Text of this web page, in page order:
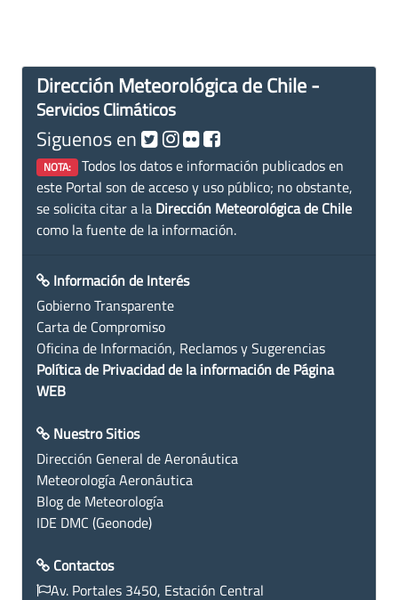
Dirección Meteorológica de Chile -
Servicios Climáticos
Siguenos en
NOTA: Todos los datos e información publicados en
este Portal son de acceso y uso público; no obstante,
se solicita citar a la Dirección Meteorológica de Chile
como la fuente de la información.
Información de Interés
Gobierno Transparente
Carta de Compromiso
Oficina de Información, Reclamos y Sugerencias
Política de Privacidad de la información de Página
WEB
Nuestro Sitios
Dirección General de Aeronáutica
Meteorología Aeronáutica
Blog de Meteorología
IDE DMC (Geonode)
Contactos
Av. Portales 3450, Estación Central